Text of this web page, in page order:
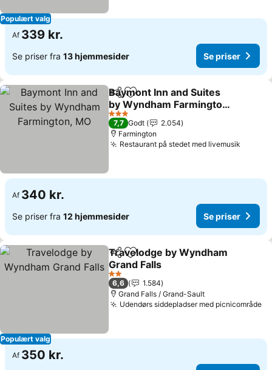
Populært valg
Af 339 kr.
Se priser fra 13 hjemmesider Se priser
Del Føj til favoritter
Baymont Inn and Suites
by Wyndham Farmington,
MO
3 Stjerner
7,7 Godt
2.054
Farmington
Restaurant på stedet med livemusik
Af 340 kr.
Se priser fra 12 hjemmesider Se priser
Populært valg
Del Føj til favoritter
Travelodge by Wyndham
Grand Falls
2 Stjerner
6,6
1.584
Grand Falls / Grand-Sault
Udendørs siddepladser med picnicområde
Af 350 kr.